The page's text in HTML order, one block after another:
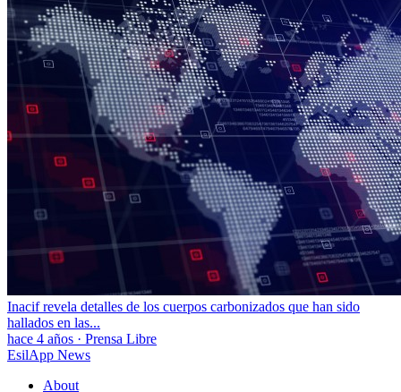
Inacif revela detalles de los cuerpos carbonizados que han sido
hallados en las...
hace 4 años · Prensa Libre
EsilApp News
About